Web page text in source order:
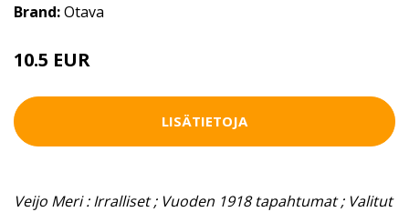
Brand:Otava
10.5 EUR
LISÄTIETOJA
Veijo Meri : Irralliset ; Vuoden 1918 tapahtumat ; Valitut